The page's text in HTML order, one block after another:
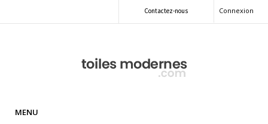
Connexion
Contactez-nous
MENU